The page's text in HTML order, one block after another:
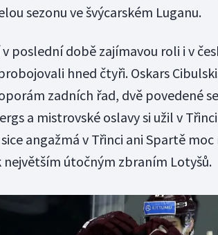
sezonu ve švýcarském Luganu.
poslední době zajímavou roli i v
hned čtyři. Oskars
zadních řad, dvě povedené
a mistrovské oslavy si užil v
angažmá v Třinci ani Spartě
útočným zbraním Lotyšů.